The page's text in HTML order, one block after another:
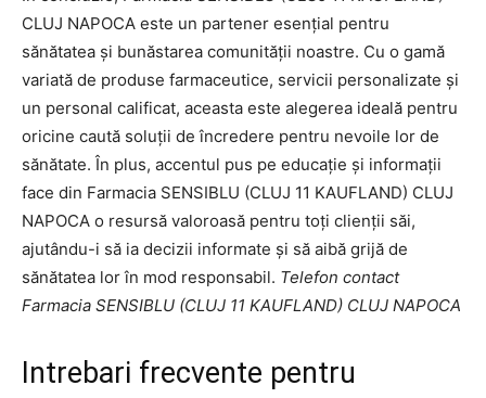
CLUJ NAPOCA este un partener esențial pentru
sănătatea și bunăstarea comunității noastre. Cu o gamă
variată de produse farmaceutice, servicii personalizate și
un personal calificat, aceasta este alegerea ideală pentru
oricine caută soluții de încredere pentru nevoile lor de
sănătate. În plus, accentul pus pe educație și informații
face din Farmacia SENSIBLU (CLUJ 11 KAUFLAND) CLUJ
NAPOCA o resursă valoroasă pentru toți clienții săi,
ajutându-i să ia decizii informate și să aibă grijă de
sănătatea lor în mod responsabil. Telefon contact
Farmacia SENSIBLU (CLUJ 11 KAUFLAND) CLUJ NAPOCA
Intrebari frecvente pentru